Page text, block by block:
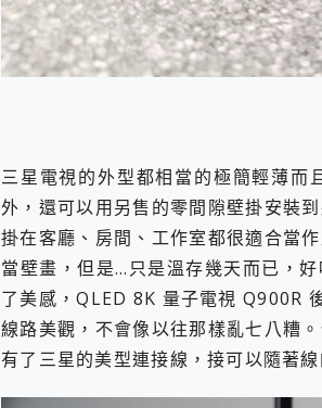
三星電視的外型都相當的極簡輕薄而
外，還可以用另售的零間隙壁掛安裝
掛在客廳、房間、工作室都很適合當
當壁畫，但是…只是溫存幾天而已，
了美感，QLED 8K 量子電視 Q900R
線路美觀，不會像以往那樣亂七八糟
有了三星的美型連接線，接可以隨著